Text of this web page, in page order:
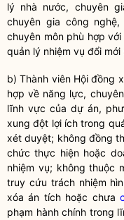
lý nhà nước, chuyên
chuyên gia công
chuyên môn phù hợp
quản lý nhiệm vụ đổi mới
b) Thành viên Hội đồng
hợp về năng lực,
lĩnh vực của dự án,
xung đột lợi ích trong
xét duyệt; không đồng
chức thực hiện hoặc
nhiệm vụ; không thuộc
truy cứu trách nhiệm
xóa án tích hoặc chưa
phạm hành chính trong